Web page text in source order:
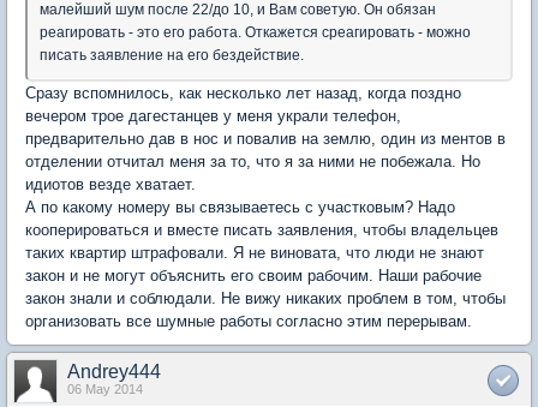
малейший шум после 22/до 10, и Вам советую. Он обязан
реагировать - это его работа. Откажется среагировать - можно
писать заявление на его бездействие.
Сразу вспомнилось, как несколько лет назад, когда поздно
вечером трое дагестанцев у меня украли телефон,
предварительно дав в нос и повалив на землю, один из ментов в
отделении отчитал меня за то, что я за ними не побежала. Но
идиотов везде хватает.
А по какому номеру вы связываетесь с участковым? Надо
кооперироваться и вместе писать заявления, чтобы владельцев
таких квартир штрафовали. Я не виновата, что люди не знают
закон и не могут объяснить его своим рабочим. Наши рабочие
закон знали и соблюдали. Не вижу никаких проблем в том, чтобы
организовать все шумные работы согласно этим перерывам.
Andrey444
06 May 2014